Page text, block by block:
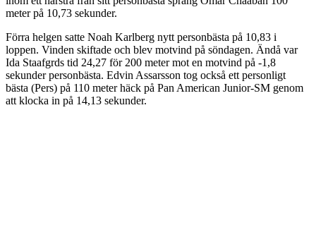
meter på 10,73 sekunder.
Förra helgen satte Noah Karlberg nytt personbästa på 10,83 i
loppen. Vinden skiftade och blev motvind på söndagen. Ändå var
Ida Staafgrds tid 24,27 för 200 meter mot en motvind på -1,8
sekunder personbästa. Edvin Assarsson tog också ett personligt
bästa (Pers) på 110 meter häck på Pan American Junior-SM genom
att klocka in på 14,13 sekunder.